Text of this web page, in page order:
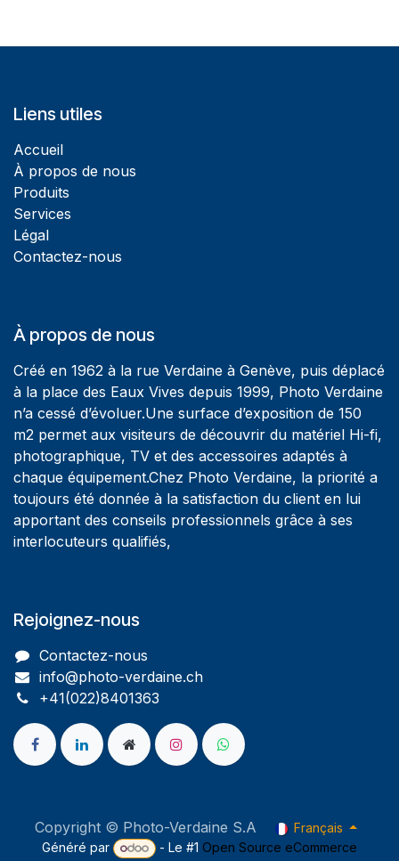
Liens utiles
Accueil
À propos de nous
Produits
Services
Légal
Contactez-nous
À propos de nous
Créé en 1962 à la rue Verdaine à Genève, puis déplacé
à la place des Eaux Vives depuis 1999, Photo Verdaine
n’a cessé d’évoluer.Une surface d’exposition de 150
m2 permet aux visiteurs de découvrir du matériel Hi-fi,
photographique, TV et des accessoires adaptés à
chaque équipement.Chez Photo Verdaine, la priorité a
toujours été donnée à la satisfaction du client en lui
apportant des conseils professionnels grâce à ses
interlocuteurs qualifiés,
Rejoignez-nous
Contactez-nous
info@photo-verdaine.ch​
​​+41(022)8401363
Copyright © Photo-Verdaine S.A
Français
Généré par
- Le #1 Open Source eCommerce